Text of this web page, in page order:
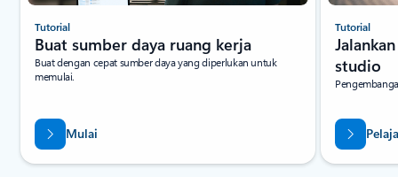
Tutorial
Buat sumber daya ruang kerja
Buat dengan cepat sumber daya yang diperlukan untuk
memulai.
Mulai
Tutorial
studio